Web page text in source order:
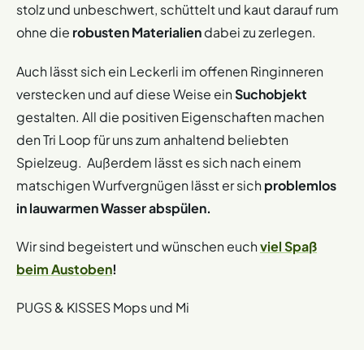
stolz und unbeschwert, schüttelt und kaut darauf rum
ohne die robusten Materialiendabei zu zerlegen.
Auch lässt sich ein Leckerli im offenen Ringinneren
verstecken und auf diese Weise einSuchobjekt
gestalten. All die positiven Eigenschaften machen
den Tri Loop für uns zum anhaltend beliebten
Spielzeug. Außerdem lässt es sich nach einem
matschigen Wurfvergnügen lässt er sichproblemlos
in lauwarmen Wasser abspülen.
Wir sind begeistert und wünschen euchviel Spaß
beim Austoben!
PUGS & KISSES Mops und Mi